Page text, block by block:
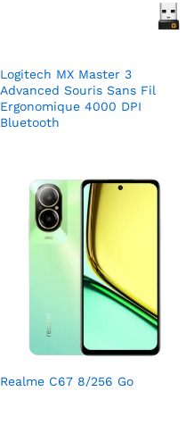
Logitech MX Master 3
Advanced Souris Sans Fil
Ergonomique 4000 DPI
Bluetooth
Realme C67 8/256 Go